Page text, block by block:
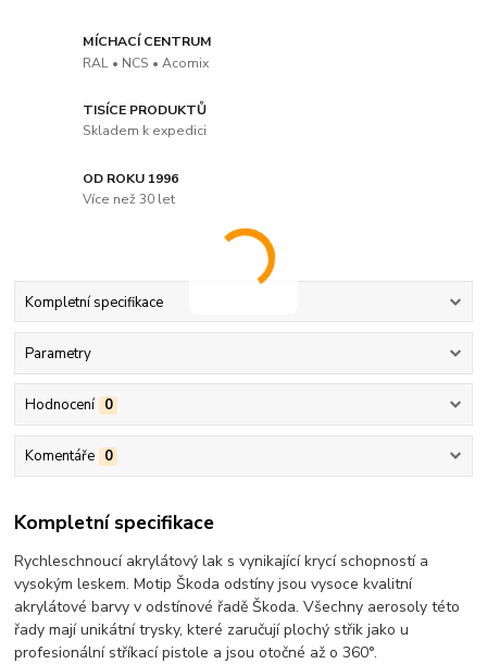
MÍCHACÍ CENTRUM
RAL • NCS • Acomix
TISÍCE PRODUKTŮ
Skladem k expedici
OD ROKU 1996
Více než 30 let
Kompletní specifikace
Parametry
Hodnocení 0
Komentáře 0
Kompletní specifikace
Rychleschnoucí akrylátový lak s vynikající krycí schopností a
vysokým leskem. Motip Škoda odstíny jsou vysoce kvalitní
akrylátové barvy v odstínové řadě Škoda. Všechny aerosoly této
řady mají unikátní trysky, které zaručují plochý střik jako u
profesionální stříkací pistole a jsou otočné až o 360°.